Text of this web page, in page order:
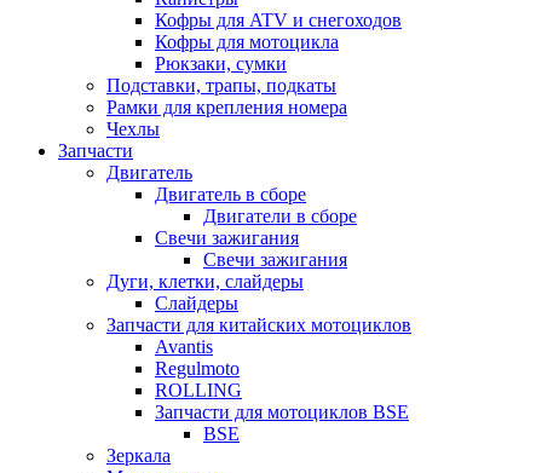
Кофры для ATV и снегоходов
Кофры для мотоцикла
Рюкзаки, сумки
Подставки, трапы, подкаты
Рамки для крепления номера
Чехлы
Запчасти
Двигатель
Двигатель в сборе
Двигатели в сборе
Свечи зажигания
Свечи зажигания
Дуги, клетки, слайдеры
Слайдеры
Запчасти для китайских мотоциклов
Avantis
Regulmoto
ROLLING
Запчасти для мотоциклов BSE
BSE
Зеркала